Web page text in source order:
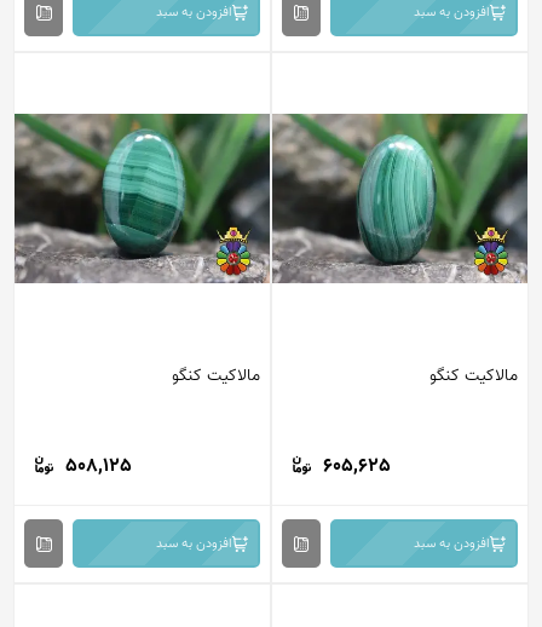
افزودن به سبد افزودن به سبد
مالاکیت کنگو
605,625
افزودن به سبد
مالاکیت کنگو
508,125
افزودن به سبد